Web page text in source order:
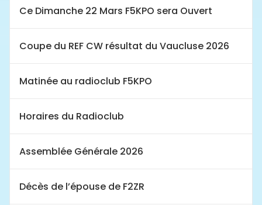
Ce Dimanche 22 Mars F5KPO sera Ouvert
Coupe du REF CW résultat du Vaucluse 2026
Matinée au radioclub F5KPO
Horaires du Radioclub
Assemblée Générale 2026
Décès de l’épouse de F2ZR